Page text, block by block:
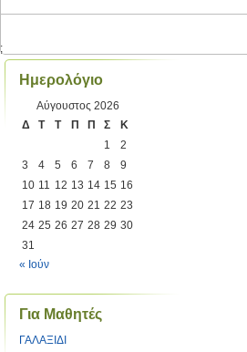
;
Ημερολόγιο
Αύγουστος 2026
Δ
Τ Τ Π Π Σ
Κ
1
2
3
4 5 6 7 8
9
10 11 12 13 14 15 16
17 18 19 20 21 22 23
24 25 26 27 28 29 30
31
« Ιούν
Για Μαθητές
ΓΑΛΑΞΙΔΙ